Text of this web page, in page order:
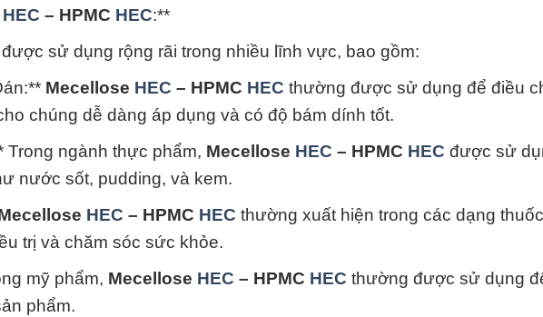
HEC – HPMC HEC:**
được sử dụng rộng rãi trong nhiều lĩnh vực, bao gồm:
Mecellose HEC – HPMC HEC thường được sử dụng để điều
chúng dễ dàng áp dụng và có độ bám dính tốt.
Trong ngành thực phẩm, Mecellose HEC – HPMC HEC được sử
nước sốt, pudding, và kem.
HEC – HPMC HEC thường xuất hiện trong các dạng
trị và chăm sóc sức khỏe.
mỹ phẩm, Mecellose HEC – HPMC HEC thường được sử dụng
phẩm.